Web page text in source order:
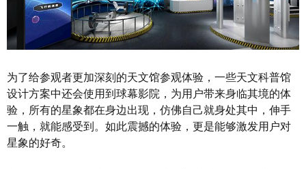
为了给参观者更加深刻的天文馆参观体验，一些天文科普馆
设计方案中还会使用到球幕影院，为用户带来身临其境的体
验，所有的星象都在身边出现，仿佛自己就身处其中，伸手
一触，就能感受到。如此震撼的体验，更是能够激发用户对
星象的好奇。